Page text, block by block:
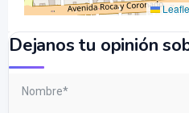
Dejanos tu opinión